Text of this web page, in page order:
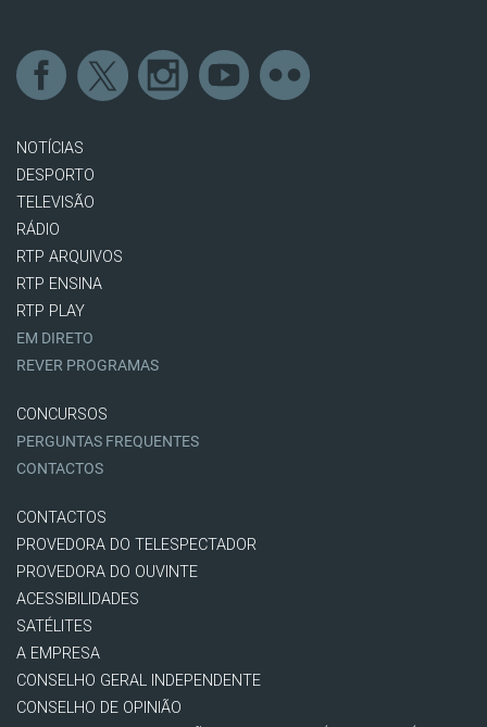
NOTÍCIAS
DESPORTO
TELEVISÃO
RÁDIO
RTP ARQUIVOS
RTP ENSINA
RTP PLAY
EM DIRETO
REVER PROGRAMAS
CONCURSOS
PERGUNTAS FREQUENTES
CONTACTOS
CONTACTOS
PROVEDORA DO TELESPECTADOR
PROVEDORA DO OUVINTE
ACESSIBILIDADES
SATÉLITES
A EMPRESA
CONSELHO GERAL INDEPENDENTE
CONSELHO DE OPINIÃO